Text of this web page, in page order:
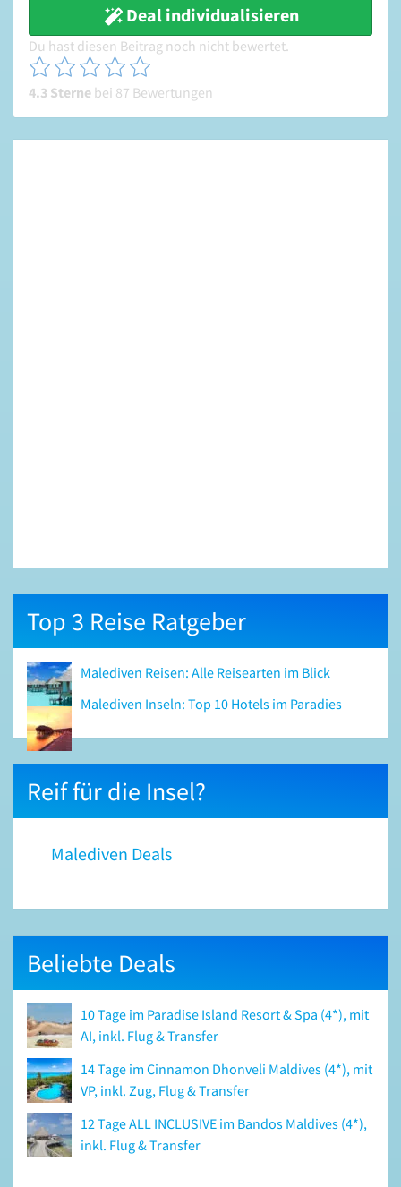
Deal individualisieren
Du hast diesen Beitrag noch nicht bewertet.
4.3 Sterne bei 87 Bewertungen
Top 3 Reise Ratgeber
Malediven Reisen: Alle Reisearten im Blick
Malediven Inseln: Top 10 Hotels im Paradies
Reif für die Insel?
Malediven Deals
Beliebte Deals
10 Tage im Paradise Island Resort & Spa (4*), mit
AI, inkl. Flug & Transfer
14 Tage im Cinnamon Dhonveli Maldives (4*), mit
VP, inkl. Zug, Flug & Transfer
12 Tage ALL INCLUSIVE im Bandos Maldives (4*),
inkl. Flug & Transfer